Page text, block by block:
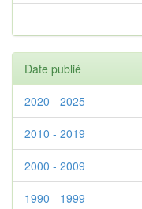
Date publié
2020 - 2025
2010 - 2019
2000 - 2009
1990 - 1999